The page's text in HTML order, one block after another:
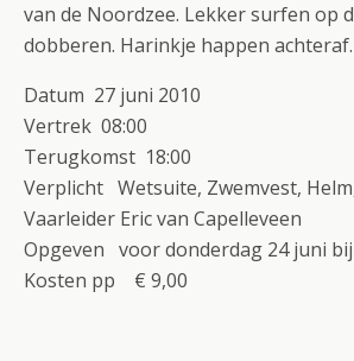
van de Noordzee. Lekker surfen op
dobberen. Harinkje happen achteraf.
Datum 27 juni 2010
Vertrek 08:00
Terugkomst 18:00
Verplicht Wetsuite, Zwemvest,
Vaarleider Eric van Capelleveen
Opgeven voor donderdag 24 juni bij
Kosten pp € 9,00